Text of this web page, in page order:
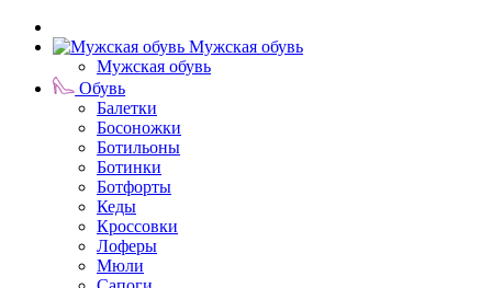
Мужская обувь
Мужская обувь
Обувь
Балетки
Босоножки
Ботильоны
Ботинки
Ботфорты
Кеды
Кроссовки
Лоферы
Мюли